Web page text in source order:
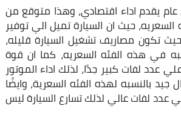
يقدم اداء اقتصادي، وهذا متوقع من
حيث ان السيارة تميل الي توفير
تكون مصاريف تشغيل السيارة قليله،
في هذه الفئه السعريه، كما ان قوة
عدد لفات كبير جدًا، لذلك اداء الموتور
جيد بالنسبه لهذه الفئه السعرية، وايضًا
عدد لفات عالي لذلك تسارع السيارة ليس